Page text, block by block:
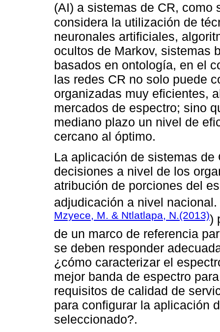
(AI) a sistemas de CR, como
considera la utilización de
neuronales artificiales,
ocultos de Markov, sistemas
basados en ontología, en el
las redes CR no solo puede
organizadas muy eficientes,
mercados de espectro; sino
mediano plazo un nivel de
cercano al óptimo.
La aplicación de sistemas
decisiones a nivel de los
atribución de porciones del
adjudicación a nivel
Mzyece, M. & Ntlatlapa, N.(2013))
de un marco de referencia
se deben responder
¿cómo caracterizar el
mejor banda de espectro
requisitos de calidad de
para configurar la aplicación
seleccionado?.